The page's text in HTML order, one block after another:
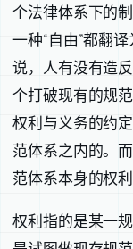
个法律体系下的
一种“自由”都翻
说，人有没有造
个打破现有的规
权利与义务的约
范体系之内的。
范体系本身的权利
权利指的是某一